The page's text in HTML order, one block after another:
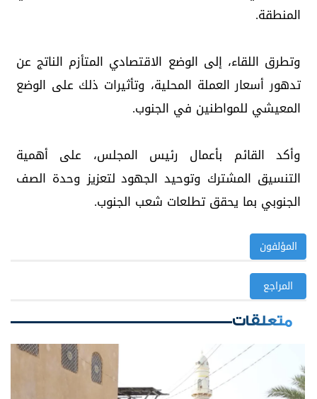
المنطقة.
وتطرق اللقاء، إلى الوضع الاقتصادي المتأزم الناتج عن
تدهور أسعار العملة المحلية، وتأثيرات ذلك على الوضع
المعيشي للمواطنين في الجنوب.
وأكد القائم بأعمال رئيس المجلس، على أهمية
التنسيق المشترك وتوحيد الجهود لتعزيز وحدة الصف
الجنوبي بما يحقق تطلعات شعب الجنوب.
المؤلفون
المراجع
متعلقات